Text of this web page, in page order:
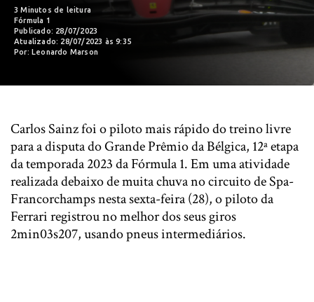
3 Minutos de leitura
Fórmula 1
Publicado: 28/07/2023
Atualizado: 28/07/2023 às 9:35
Por: Leonardo Marson
Carlos Sainz foi o piloto mais rápido do treino livre
para a disputa do Grande Prêmio da Bélgica, 12ª etapa
da temporada 2023 da Fórmula 1. Em uma atividade
realizada debaixo de muita chuva no circuito de Spa-
Francorchamps nesta sexta-feira (28), o piloto da
Ferrari registrou no melhor dos seus giros
2min03s207, usando pneus intermediários.